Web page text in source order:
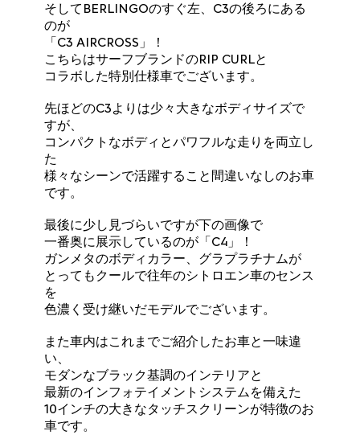
そしてBERLINGOのすぐ左、C3の後ろにある
のが
「C3 AIRCROSS」！
こちらはサーフブランドのRIP CURLと
コラボした特別仕様車でございます。
先ほどのC3よりは少々大きなボディサイズで
すが、
コンパクトなボディとパワフルな走りを両立し
た
様々なシーンで活躍すること間違いなしのお車
です。
最後に少し見づらいですが下の画像で
一番奥に展示しているのが「C4」！
ガンメタのボディカラー、グラプラチナムが
とってもクールで往年のシトロエン車のセンス
を
色濃く受け継いだモデルでございます。
また車内はこれまでご紹介したお車と一味違
い、
モダンなブラック基調のインテリアと
最新のインフォテイメントシステムを備えた
10インチの大きなタッチスクリーンが特徴のお
車です。